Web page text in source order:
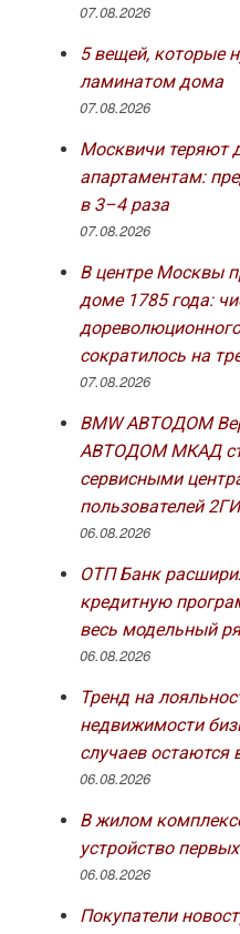
07.08.2026
5 вещей, которые
ламинатом дома
07.08.2026
Москвичи теряют
апартаментам:
в 3–4 раза
07.08.2026
В центре Москвы
доме 1785 года:
сократилось на
07.08.2026
BMW АВТОДОМ
АВТОДОМ МКАД
сервисными
пользователей
06.08.2026
ОТП Банк
кредитную
весь модельный
06.08.2026
Тренд на
недвижимости
случаев остаются
06.08.2026
В жилом
устройство
06.08.2026
Покупатели